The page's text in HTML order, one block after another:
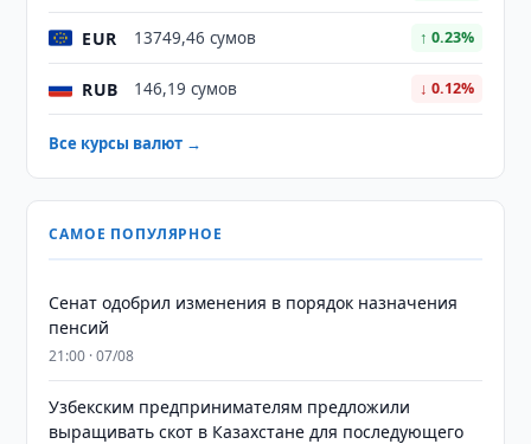
EUR 13749,46 сумов ↑ 0.23%
RUB 146,19 сумов ↓ 0.12%
Все курсы валют →
САМОЕ ПОПУЛЯРНОЕ
Сенат одобрил изменения в порядок назначения
пенсий
21:00 · 07/08
Узбекским предпринимателям предложили
выращивать скот в Казахстане для последующего